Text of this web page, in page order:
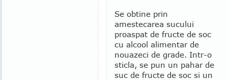
Se obtine prin
amestecarea sucului
proaspat de fructe de soc
cu alcool alimentar de
nouazeci de grade. Intr-o
sticla, se pun un pahar de
suc de fructe de soc si un